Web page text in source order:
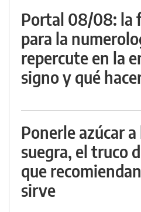
Portal 08/08: la
para la
repercute en la
signo y qué
Ponerle azúcar
suegra, el truco
que
sirve